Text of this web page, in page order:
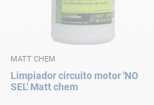
MATT CHEM
Limpiador circuito motor 'NO
SEL' Matt chem